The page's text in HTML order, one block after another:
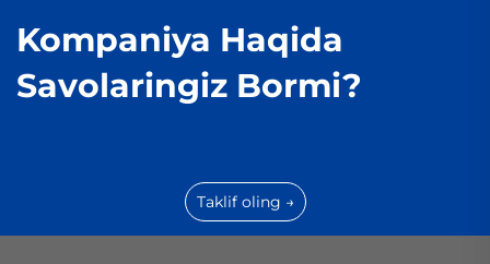
Kompaniya Haqida
Savolaringiz Bormi?
Taklif oling →